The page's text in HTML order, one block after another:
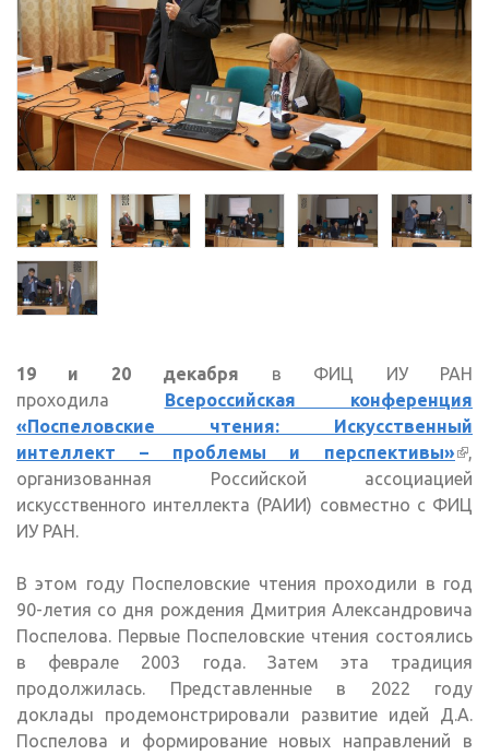
19 и 20 декабря в ФИЦ ИУ РАН
проходила Всероссийская конференция
«Поспеловские чтения: Искусственный
интеллект – проблемы и перспективы»
,
организованная Российской ассоциацией
искусственного интеллекта (РАИИ) совместно с ФИЦ
ИУ РАН.
В этом году Поспеловские чтения проходили в год
90-летия со дня рождения Дмитрия Александровича
Поспелова. Первые Поспеловские чтения состоялись
в феврале 2003 года. Затем эта традиция
продолжилась. Представленные в 2022 году
доклады продемонстрировали развитие идей Д.А.
Поспелова и формирование новых направлений в